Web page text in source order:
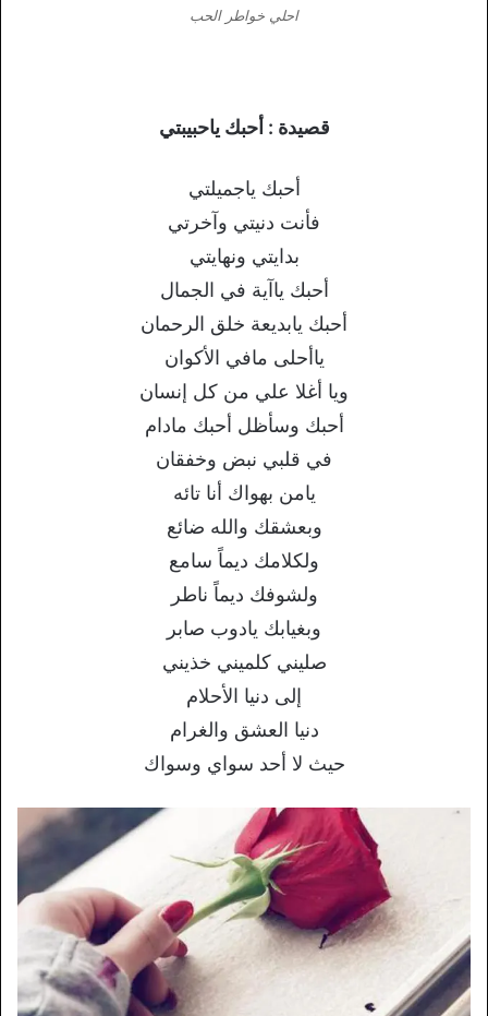
احلي خواطر الحب
قصيدة : أحبك ياحبيبتي
أحبك ياجميلتي
فأنت دنيتي وآخرتي
بدايتي ونهايتي
أحبك ياآية في الجمال
أحبك يابديعة خلق الرحمان
ياأحلى مافي الأكوان
ويا أغلا علي من كل إنسان
أحبك وسأظل أحبك مادام
في قلبي نبض وخفقان
يامن بهواك أنا تائه
وبعشقك والله ضائع
ولكلامك ديماً سامع
ولشوفك ديماً ناطر
وبغيابك يادوب صابر
صليني كلميني خذيني
إلى دنيا الأحلام
دنيا العشق والغرام
حيث لا أحد سواي وسواك